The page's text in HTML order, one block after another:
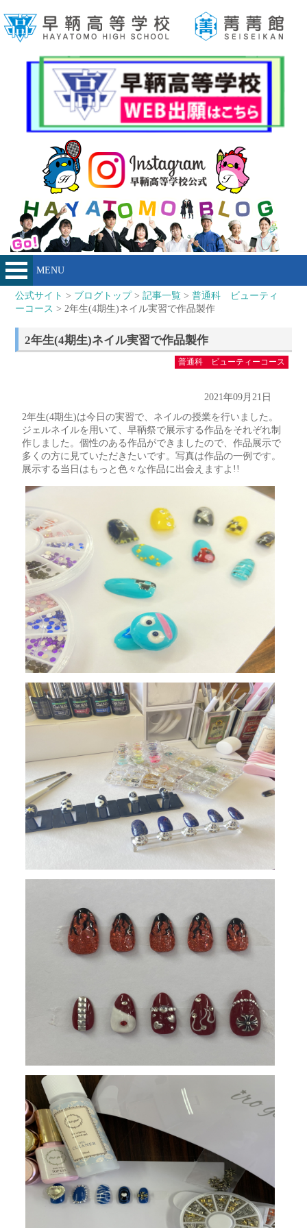
MENU
公式サイト > ブログトップ>記事一覧 >普通科 ビューティ
ーコース > 2年生(4期生)ネイル実習で作品製作
2年生(4期生)ネイル実習で作品製作
普通科 ビューティーコース
2021年09月21日
2年生(4期生)は今日の実習で、ネイルの授業を行いました。
ジェルネイルを用いて、早鞆祭で展示する作品をそれぞれ制
作しました。個性のある作品ができましたので、作品展示で
多くの方に見ていただきたいです。写真は作品の一例です。
展示する当日はもっと色々な作品に出会えますよ!!